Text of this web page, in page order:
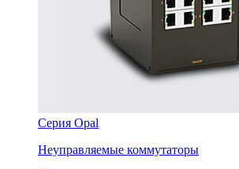
Серия Opal
Неуправляемые коммутаторы